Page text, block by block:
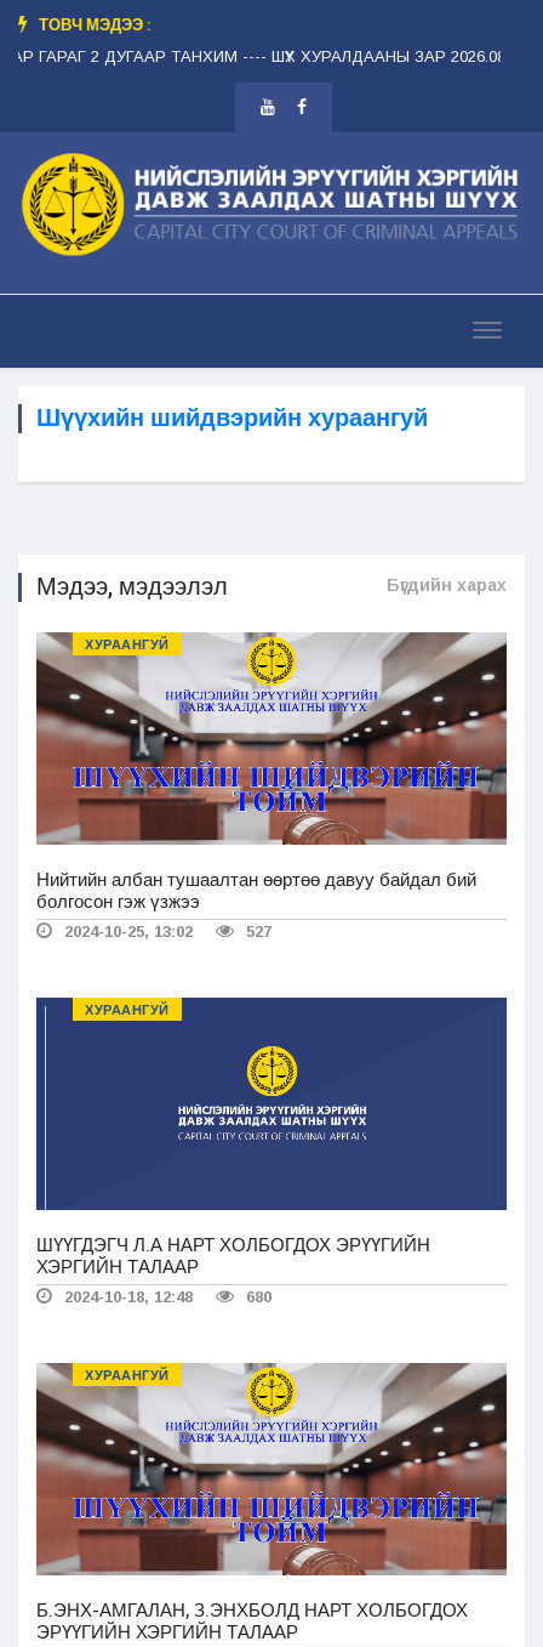
ТОВЧ МЭДЭЭ :
ГАРАГ 2 ДУГААР ТАНХИМ ---- ШҮҮХ ХУРАЛДААНЫ ЗАР 2026.08.12
Шүүхийн шийдвэрийн хураангуй
Мэдээ, мэдээлэл Бүгдийн харах
ХУРААНГУЙ
Нийтийн албан тушаалтан өөртөө давуу байдал бий
болгосон гэж үзжээ
2024-10-25, 13:02 527
ХУРААНГУЙ
ШҮҮГДЭГЧ Л.А НАРТ ХОЛБОГДОХ ЭРҮҮГИЙН
ХЭРГИЙН ТАЛААР
2024-10-18, 12:48 680
ХУРААНГУЙ
Б.ЭНХ-АМГАЛАН, З.ЭНХБОЛД НАРТ ХОЛБОГДОХ
ЭРҮҮГИЙН ХЭРГИЙН ТАЛААР